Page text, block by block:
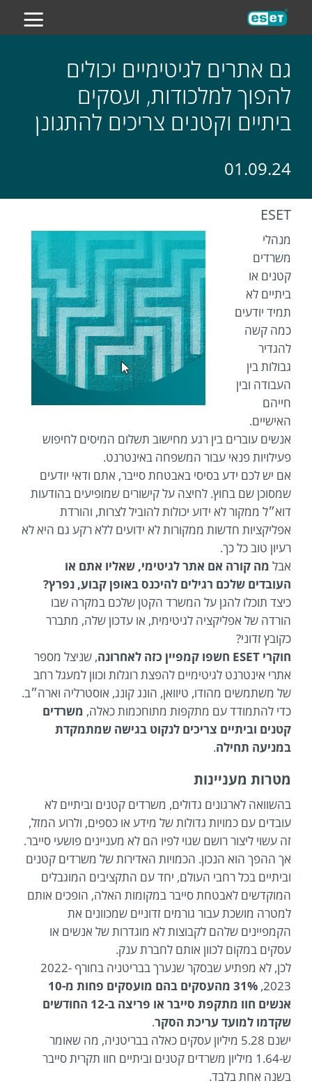
גם אתרים לגיטימיים יכולים
להפוך למלכודות, ועסקים
ביתיים וקטנים צריכים להתגונן
01.09.24
ESET
מנהלי
משרדים
קטנים או
ביתיים לא
תמיד יודעים
כמה קשה
להגדיר
גבולות בין
העבודה ובין
חייהם
האישיים.
אנשים עוברים בין רגע מחישוב תשלום המיסים לחיפוש
פעילויות פנאי עבור המשפחה באינטרנט.
אם יש לכם ידע בסיסי באבטחת סייבר, אתם ודאי יודעים
שמסוכן שם בחוץ. לחיצה על קישורים שמופיעים בהודעות
דוא״ל ממקור לא ידוע יכולות להוביל לצרות, והורדת
אפליקציות חדשות ממקורות לא ידועים ללא רקע גם היא לא
רעיון טוב כל כך.
אבל מה קורה אם אתר לגיטימי, שאליו אתם או
העובדים שלכם רגילים להיכנס באופן קבוע, נפרץ?
כיצד תוכלו להגן על המשרד הקטן שלכם במקרה שבו
הורדה של אפליקציה לגיטימית, או עדכון שלה, מתברר
כקובץ זדוני?
חוקרי ESET חשפו קמפיין כזה לאחרונה
, שניצל מספר
אתרי אינטרנט לגיטימיים להפצת רוגלות וכוון למעגל רחב
של משתמשים מהודו, טיוואן, הונג קונג, אוסטרליה וארה״ב.
כדי להתמודד עם מתקפות מתוחכמות כאלה, משרדים
קטנים וביתיים צריכים לנקוט בגישה שמתמקדת
במניעה תחילה.
מטרות מעניינות
בהשוואה לארגונים גדולים, משרדים קטנים וביתיים לא
עובדים עם כמויות גדולות של מידע או כספים, ולרוע המזל,
זה עשוי ליצור רושם שגוי לפיו הם לא מעניינים פושעי סייבר.
אך ההפך הוא הנכון. הכמויות האדירות של משרדים קטנים
וביתיים בכל רחבי העולם, יחד עם התקציבים המוגבלים
המוקדשים לאבטחת סייבר במקומות האלה, הופכים אותם
למטרה מושכת עבור גורמים זדוניים שמכוונים את
הקמפיינים שלהם לקבוצות לא מוגדרות של אנשים או
עסקים במקום לכוון אותם לחברת ענק.
לכן, לא מפתיע שבסקר שנערך בבריטניה בחורף 2022-
2023,
31% מהעסקים בהם מועסקים פחות מ-10
אנשים חוו מתקפת סייבר או פריצה ב-12 החודשים
שקדמו למועד עריכת הסקר.
ישנם 5.28 מיליון עסקים כאלה בבריטניה, מה שאומר
ש-1.64 מיליון משרדים קטנים וביתיים חוו תקרית סייבר
בשנה אחת בלבד.